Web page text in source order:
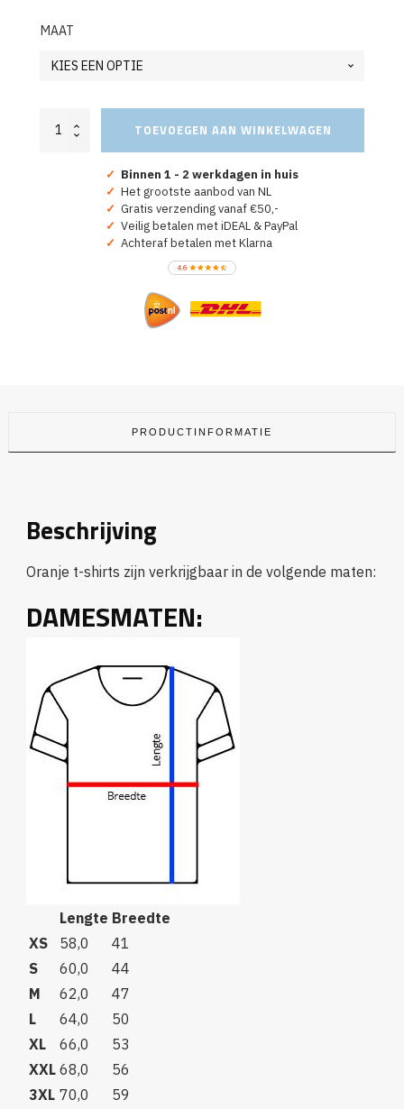
MAAT
Oranje
Koningsdag
TOEVOEGEN AAN WINKELWAGEN
✓ Binnen 1 - 2 werkdagen in huis
✓ Het grootste aanbod van NL
✓ Gratis verzending vanaf €50,-
✓ Veilig betalen met iDEAL & PayPal
✓ Achteraf betalen met Klarna
PRODUCTINFORMATIE
Beschrijving
Oranje t-shirts zijn verkrijgbaar in de volgende maten:
DAMESMATEN:
Lengte Breedte
XS
58,0
41
S
60,0
44
M
62,0
47
L
64,0
50
XL
66,0
53
XXL 68,0
56
3XL 70,0 59